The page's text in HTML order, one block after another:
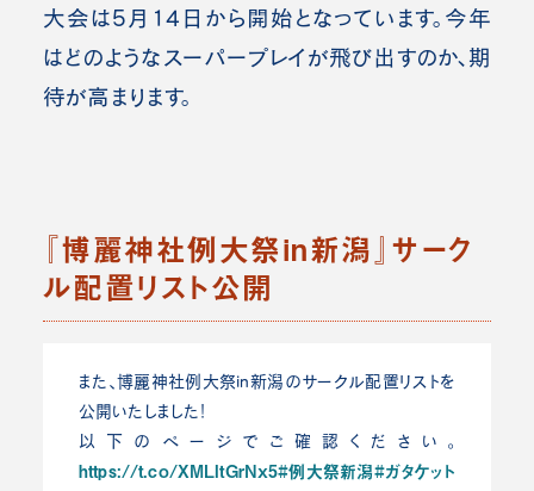
大会は5月14日から開始となっています。今年
はどのようなスーパープレイが飛び出すのか、期
待が高まります。
『博麗神社例大祭in新潟』サーク
ル配置リスト公開
また、博麗神社例大祭in新潟のサークル配置リストを
公開いたしました！
以下のページでご確認ください。
https://t.co/XMLItGrNx5#例大祭新潟#ガタケット